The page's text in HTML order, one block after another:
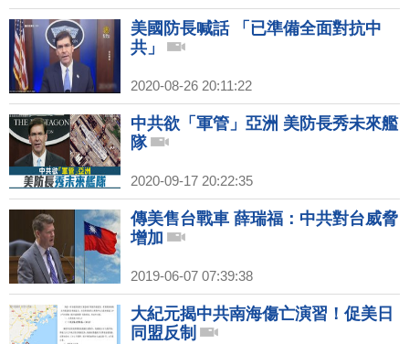
美國防長喊話 「已準備全面對抗中
共」
2020-08-26 20:11:22
中共欲「軍管」亞洲 美防長秀未來艦
隊
2020-09-17 20:22:35
傳美售台戰車 薛瑞福：中共對台威脅
增加
2019-06-07 07:39:38
大紀元揭中共南海傷亡演習！促美日
同盟反制